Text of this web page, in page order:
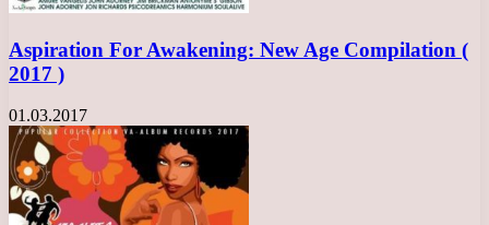
Aspiration For Awakening: New Age Compilation (
2017 )
01.03.2017